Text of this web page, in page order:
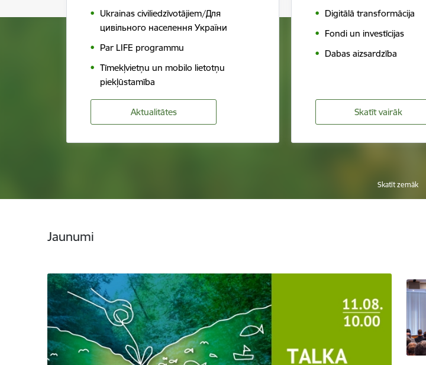
Ukrainas civiliedzīvotājiem/Для
цивільного населення України
Par LIFE programmu
Tīmekļvietņu un mobilo lietotņu
piekļūstamība
Aktualitātes
Digitālā transformācija
Fondi un investīcijas
Dabas aizsardzība
Skatīt vairāk
Skatīt zemāk
Jaunumi